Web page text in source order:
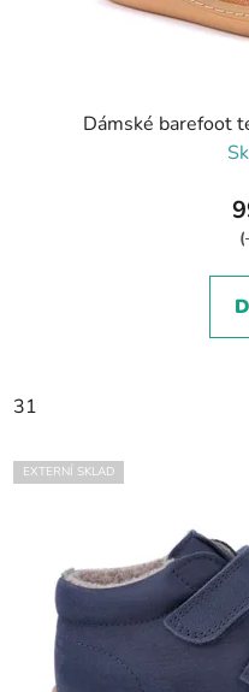
Dámské barefoot
31
EXTERNÍ SKLAD